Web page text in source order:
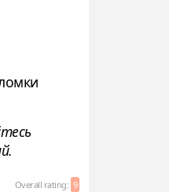
Overall rating: 9